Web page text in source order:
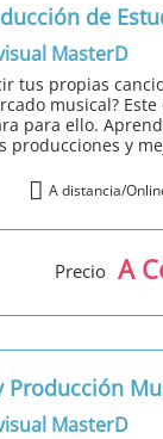
de
MasterD
tus propias
musical?
para ello.
producciones y
A distancia/
Precio A
Producción
MasterD